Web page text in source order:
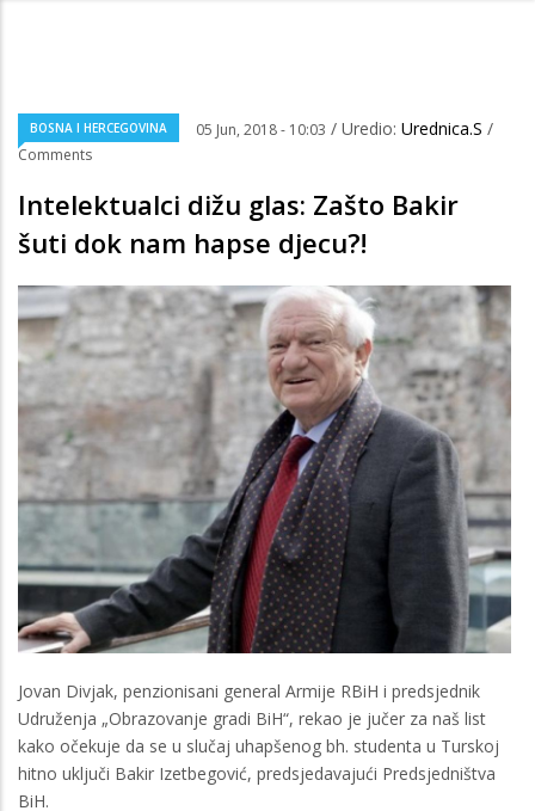
BOSNA I HERCEGOVINA 05 Jun, 2018 - 10:03 / Uredio: Urednica.S /
Comments
Intelektualci dižu glas: Zašto Bakir
šuti dok nam hapse djecu?!
Jovan Divjak, penzionisani general Armije RBiH i predsjednik
Udruženja „Obrazovanje gradi BiH“, rekao je jučer za naš list
kako očekuje da se u slučaj uhapšenog bh. studenta u Turskoj
hitno uključi Bakir Izetbegović, predsjedavajući Predsjedništva
BiH.